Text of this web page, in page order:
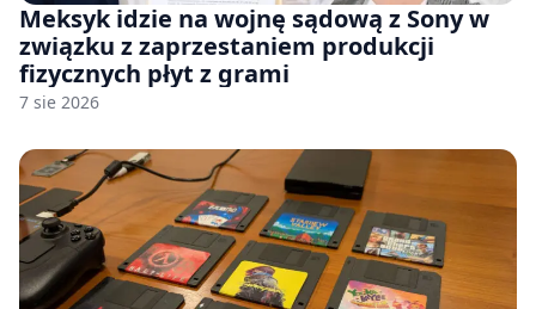
Meksyk idzie na wojnę sądową z Sony w
związku z zaprzestaniem produkcji
fizycznych płyt z grami
7 sie 2026